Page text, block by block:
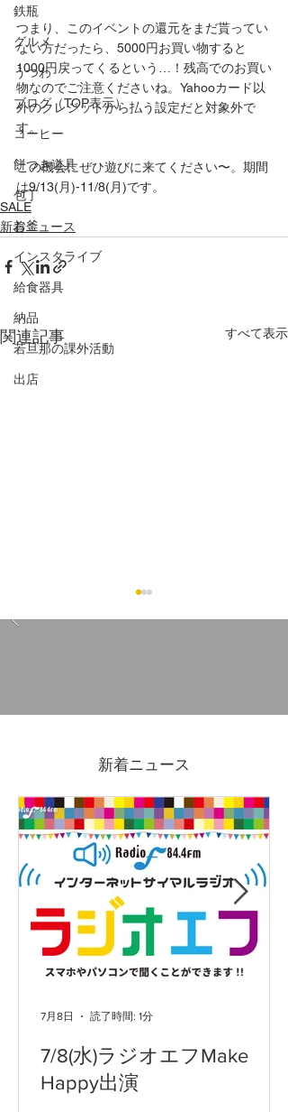
鉄瓶
グルメ
うつわ
ブログ（TOP表示）
コーヒー
餅つき道具
包丁
お釜
インスタライブ
給食器具
納品
若旦那の課外活動
出店
つまり、このイベントの還元をまだ貰ってい
ない方だったら、5000円お買い物すると
1000円戻ってくるという…！残高でのお買い
物なのでご注意くださいね。Yahooカード以
外のクレジットから払う設定だと対象外で
す。
この機会にぜひ遊びに来てください〜。期間
は9/13(月)-11/8(月)です。
SALE
新着ニュース
関連記事 すべて表示
ト3倍DAYS新着ニュース
7/8(水)ラジオエフMake
Happy出演
7月8日 読了時間: 1分